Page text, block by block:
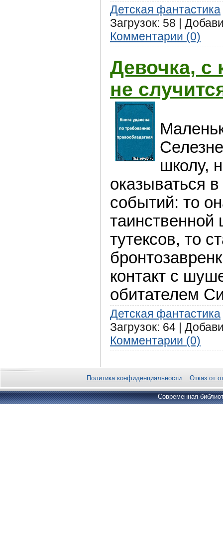
Детская фантастика
Загрузок: 58 |
Комментарии (0)
Девочка, с
не
школу,
оказываться
событий: то
таинственной
тутексов, то
контакт с
обитателем
Детская фантастика
Загрузок: 64 |
Комментарии (0)
Политика конфиденциальности Отказ от
Современная